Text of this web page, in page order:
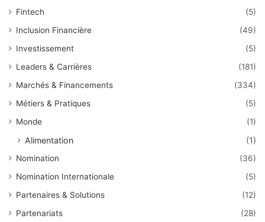
Fintech
(5)
Inclusion Financière
(49)
Investissement
(5)
Leaders & Carrières
(181)
Marchés & Financements
(334)
Métiers & Pratiques
(5)
Monde
(1)
Alimentation (1)
Nomination
(36)
Nomination Internationale
(5)
Partenaires & Solutions
(12)
Partenariats
(28)